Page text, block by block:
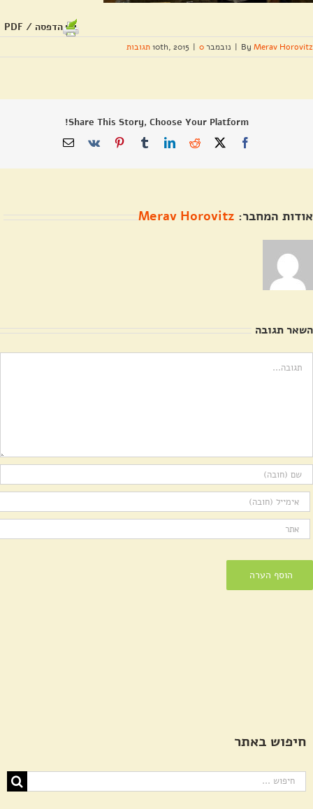
הדפסה / PDF
By Merav Horovitz
| נובמבר 10th, 2015 | 0 תגובות
Share This Story, Choose Your Platform!
Facebook
X
Reddit
LinkedIn
Tumblr
Pinterest
Vk
כתובת
אודות המחבר: Merav Horovitz
השאר תגובה
חיפוש באתר
חיפוש...